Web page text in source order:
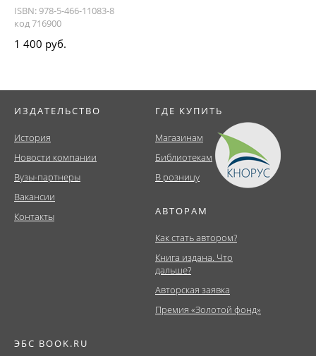
ISBN: 978-5-466-11083-8
код 716900
1 400 руб.
ИЗДАТЕЛЬСТВО
История
Новости компании
Вузы-партнеры
Вакансии
Контакты
ГДЕ КУПИТЬ
Магазинам
Библиотекам
В розницу
АВТОРАМ
Как стать автором?
Книга издана. Что
дальше?
Авторская заявка
Премия «Золотой фонд»
ЭБС BOOK.RU